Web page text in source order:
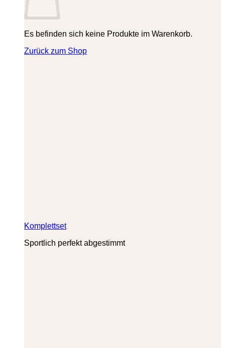
Es befinden sich keine Produkte im Warenkorb.
Zurück zum Shop
Komplettset
Sportlich perfekt abgestimmt